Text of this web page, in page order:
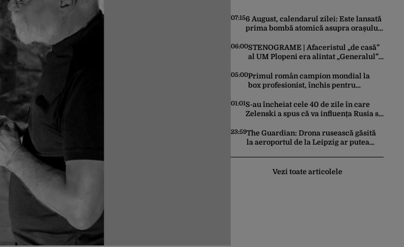
07:156 August, calendarul zilei: Este lansată
prima bombă atomică asupra orașului
pentru interzicerea armei nucleare
06:00STENOGRAME | Afaceristul „de casă”
al UM Plopeni era alintat „Generalul”
că i-a adus „subțireanu, așa”
05:00Primul român campion mondial la
box profesionist, închis pentru
înjunghiat un alt interlop periculos
01:01S-au încheiat cele 40 de zile în care
Zelenski a spus că va influența Rusia să
operațiunea Kievului
23:59The Guardian: Drona rusească găsită
la aeroportul de la Leipzig ar putea
Vezi toate articolele